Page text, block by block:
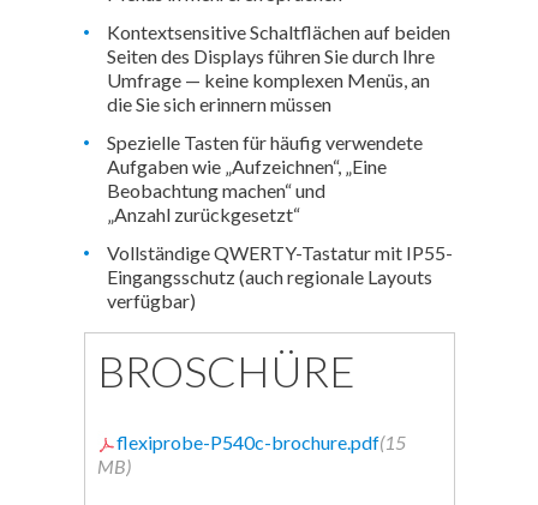
Kontextsensitive Schaltflächen auf beiden
Seiten des Displays führen Sie durch Ihre
Umfrage — keine komplexen Menüs, an
die Sie sich erinnern müssen
Spezielle Tasten für häufig verwendete
Aufgaben wie „Aufzeichnen“, „Eine
Beobachtung machen“ und
„Anzahl zurückgesetzt“
Vollständige QWERTY-Tastatur mit IP55-
Eingangsschutz (auch regionale Layouts
verfügbar)
BROSCHÜRE
flexiprobe-P540c-brochure.pdf(15
MB)